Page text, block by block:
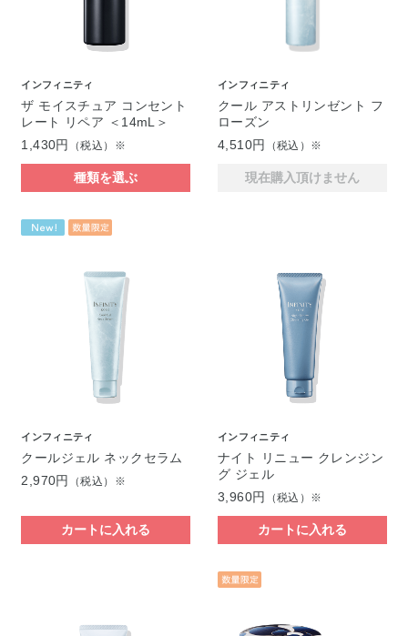
インフィニティ
ザ モイスチュア コンセント
レート リペア ＜14mL＞
1,430円
（税込）※
種類を選ぶ
インフィニティ
クール アストリンゼント フ
ローズン
4,510円
（税込）※
現在購入頂けません
インフィニティ
クールジェル ネックセラム
2,970円
（税込）※
カートに入れる
インフィニティ
ナイト リニュー クレンジン
グ ジェル
3,960円
（税込）※
カートに入れる